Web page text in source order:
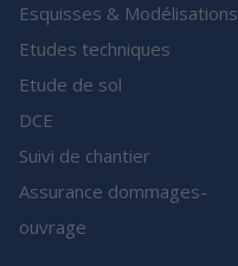
Esquisses & Modélisations
Etudes techniques
Etude de sol
DCE
Suivi de chantier
Assurance dommages-
ouvrage